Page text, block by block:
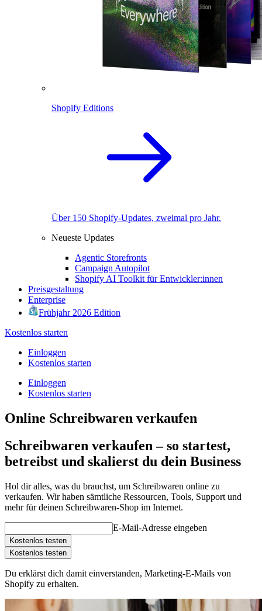
Shopify Editions
Über 150 Shopify-Updates, zweimal pro Jahr.
Neueste Updates
Agentic Storefronts
Campaign Autopilot
Shopify AI Toolkit für Entwickler:innen
Preisgestaltung
Enterprise
Frühjahr 2026 Edition
Kostenlos starten
Einloggen
Kostenlos starten
Einloggen
Kostenlos starten
Online Schreibwaren verkaufen
Schreibwaren verkaufen – so startest,
betreibst und skalierst du dein Business
Hol dir alles, was du brauchst, um Schreibwaren online zu
verkaufen. Wir haben sämtliche Ressourcen, Tools, Support und
mehr für deinen Schreibwaren-Shop im Internet.
E-Mail-Adresse eingeben
Kostenlos testen
Kostenlos testen
Du erklärst dich damit einverstanden, Marketing-E-Mails von
Shopify zu erhalten.